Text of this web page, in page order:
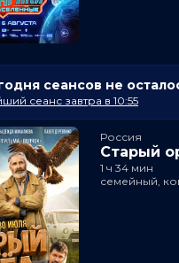
сеансов не
сеанс завтра в 10:55
Россия
Старый
1 ч 34 мин
семейный,